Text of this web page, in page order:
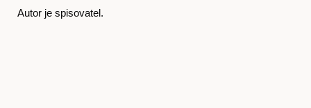
Autor je spisovatel.